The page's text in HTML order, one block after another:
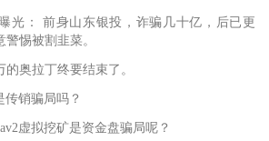
光： 前身山东银投，诈骗几十亿，后已更
惕被割韭菜。
奥拉丁终要结束了。
传销骗局吗？
虚拟挖矿是资金盘骗局呢？